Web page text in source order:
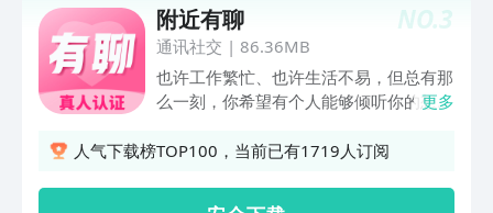
匹配交友。 【热门视频】 在这里每天都
会有各类形色达人分享精彩的瞬间，趣味
短视频让无聊的时间充满乐趣，无论你是
技术宅还是乐天派都可以在这里用视频记
录生活的美好瞬间，让TA看到不一样的
你。 【趣味聊场】 海量男神女神聚集
地，选择你心动的对象开启甜蜜畅聊，主
播、空姐、护士姐姐、小鲜肉、萝莉、型
NO.3
附近有聊
通讯社交 | 86.36MB
也许工作繁忙、也许生活不易，但总有那
么一刻，你希望有个人能够倾听你的想
过眼神，【附近有聊】是你要找的平台
更多
人气下载榜TOP100，当前已有1719人订阅